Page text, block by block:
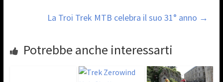
La Troi Trek MTB celebra il suo 31° anno →
Potrebbe anche interessarti